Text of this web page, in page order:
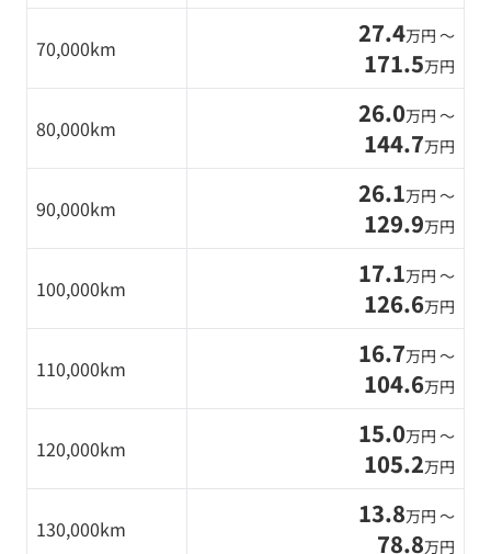
70,000km 27.4万円 〜
171.5万円
80,000km 26.0万円 〜
144.7万円
90,000km 26.1万円 〜
129.9万円
100,000km 17.1万円 〜
126.6万円
110,000km 16.7万円 〜
104.6万円
120,000km 15.0万円 〜
105.2万円
130,000km 13.8万円 〜
78.8万円